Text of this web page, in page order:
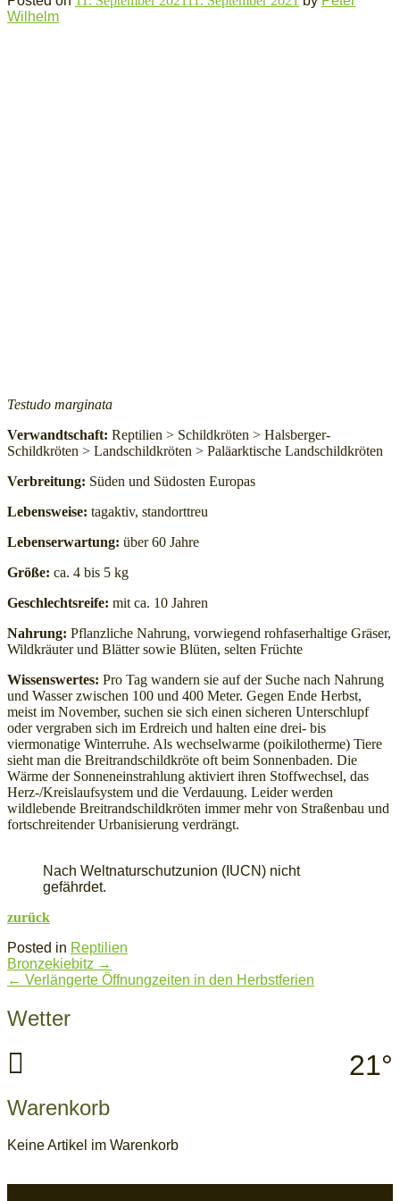
Wilhelm
Testudo marginata
Verwandtschaft: Reptilien > Schildkröten > Halsberger-
Schildkröten > Landschildkröten > Paläarktische Landschildkröten
Verbreitung: Süden und Südosten Europas
Lebensweise: tagaktiv, standorttreu
Lebenserwartung: über 60 Jahre
Größe: ca. 4 bis 5 kg
Geschlechtsreife: mit ca. 10 Jahren
Nahrung: Pflanzliche Nahrung, vorwiegend rohfaserhaltige Gräser,
Wildkräuter und Blätter sowie Blüten, selten Früchte
Wissenswertes: Pro Tag wandern sie auf der Suche nach Nahrung
und Wasser zwischen 100 und 400 Meter. Gegen Ende Herbst,
meist im November, suchen sie sich einen sicheren Unterschlupf
oder vergraben sich im Erdreich und halten eine drei- bis
viermonatige Winterruhe. Als wechselwarme (poikilotherme) Tiere
sieht man die Breitrandschildkröte oft beim Sonnenbaden. Die
Wärme der Sonneneinstrahlung aktiviert ihren Stoffwechsel, das
Herz-/Kreislaufsystem und die Verdauung. Leider werden
wildlebende Breitrandschildkröten immer mehr von Straßenbau und
fortschreitender Urbanisierung verdrängt.
Nach Weltnaturschutzunion (IUCN) nicht
gefährdet.
zurück
Posted in Reptilien
Post
navigation
Bronzekiebitz →
← Verlängerte Öffnungzeiten in den Herbstferien
Wetter
21°
Warenkorb
Keine Artikel im Warenkorb